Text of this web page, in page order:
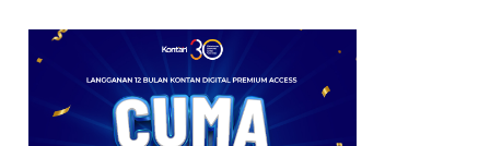
9
Saham VIVA Berpeluang
Rerating, Nilai
Kepemilikan di MDIA
Belum Tercermin
Treasuri 9,63 Miliar, Cek
Profil Emiten DSSA
hingga Kinerjanya
Arsenal Perpanjang